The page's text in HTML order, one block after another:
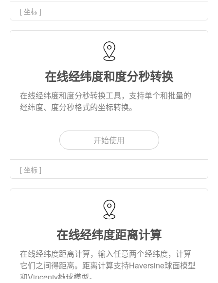
[ 坐标 ]
在线经纬度和度分秒转换
在线经纬度和度分秒转换工具，支持单个和批量的
经纬度、度分秒格式的坐标转换。
开始使用
[ 坐标 ]
在线经纬度距离计算
在线经纬度距离计算，输入任意两个经纬度，计算
它们之间得距离。距离计算支持Haversine球面模型
和Vincenty椭球模型。